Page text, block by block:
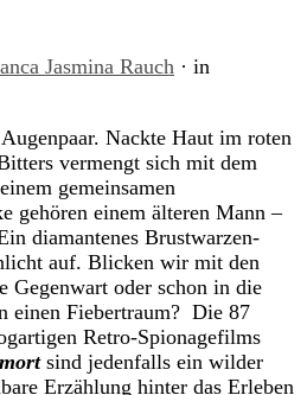
Jasmina Rauch · in
Nackte Haut im roten
vermengt sich mit dem
gemeinsamen
gehören einem älteren Mann –
diamantenes Brustwarzen-
auf. Blicken wir mit den
Gegenwart oder schon in die
einen Fiebertraum? Die 87
Retro-Spionagefilms
sind jedenfalls ein wilder
Erzählung hinter das Erleben